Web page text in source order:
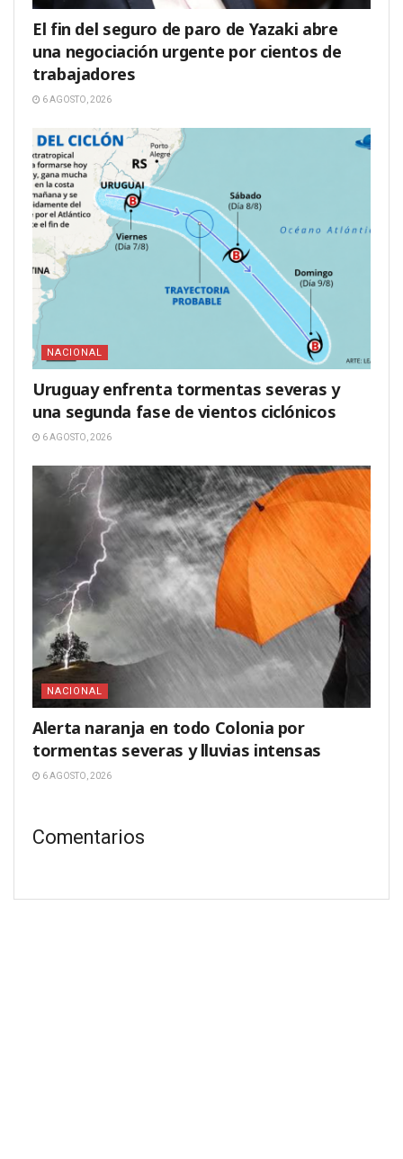
El fin del seguro de paro de Yazaki abre
una negociación urgente por cientos de
trabajadores
6 AGOSTO, 2026
NACIONAL
Uruguay enfrenta tormentas severas y
una segunda fase de vientos ciclónicos
6 AGOSTO, 2026
NACIONAL
Alerta naranja en todo Colonia por
tormentas severas y lluvias intensas
6 AGOSTO, 2026
Comentarios